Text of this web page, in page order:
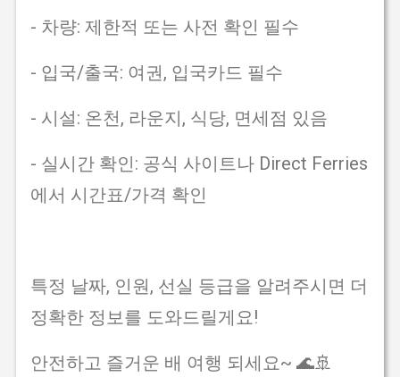
- 차량: 제한적 또는 사전 확인 필수
- 입국/출국: 여권, 입국카드 필수
- 시설: 온천, 라운지, 식당, 면세점 있음
- 실시간 확인: 공식 사이트나 Direct Ferries
에서 시간표/가격 확인
특정 날짜, 인원, 선실 등급을 알려주시면 더
정확한 정보를 도와드릴게요!
안전하고 즐거운 배 여행 되세요~ 🌊🚢